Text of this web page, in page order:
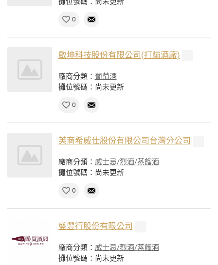
0
啟坤科技股份有限公司(打貓酒廠)
廠商分類： 葡萄酒
攤位號碼：尚未更新
0
英商希威仕股份有限公司台灣分公司
廠商分類： 威士忌/烈酒/蒸餾酒
攤位號碼：尚未更新
0
盛豐行股份有限公司
廠商分類： 威士忌/烈酒/蒸餾酒
攤位號碼：尚未更新